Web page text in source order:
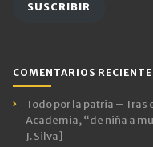
SUSCRIBIR
COMENTARIOS
Todo por la patria – Tras
Academia, “de niña a
J. Silva]